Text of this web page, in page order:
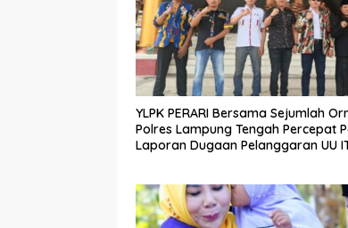
YLPK PERARI Bersama Sejumlah
Polres Lampung Tengah Percepat
Laporan Dugaan Pelanggaran UU